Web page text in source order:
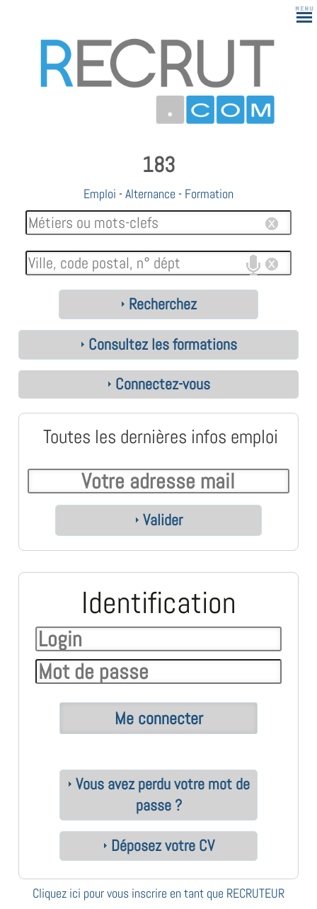
183
Emploi -Alternance - Formation
Recherchez
Consultez les formations
Connectez-vous
Toutes les dernières infos emploi
Valider
Identification
Vous avez perdu votre mot de
passe ?
Déposez votre CV
Cliquez ici pour vous inscrire en tant que RECRUTEUR